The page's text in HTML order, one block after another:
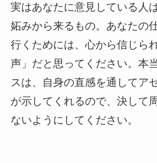
実はあなたに意見している人
妬みから来るもの。あなたの
行くためには、心から信じら
声」だと思ってください。本
スは、自身の直感を通してア
が示してくれるので、決して
ないようにしてください。